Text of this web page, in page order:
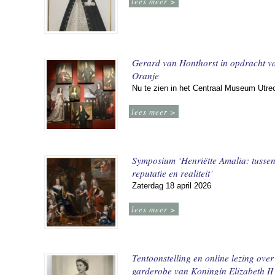
Gerard van Honthorst in opdracht
Oranje
Nu te zien in het Centraal Museum
lees meer >
Symposium ‘Henriëtte Amalia: tussen
reputatie en realiteit’
Zaterdag 18 april 2026
lees meer >
Tentoonstelling en online lezing
garderobe van Koningin Elizabeth II